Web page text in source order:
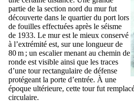
partie de la section nord du mur fut
découverte dans le quartier du port lors
de fouilles effectuées après le séisme
de 1933. Le mur est le mieux conservé
à l’extrémité est, sur une longueur de
80 m ; un escalier menant au chemin de
ronde est visible ainsi que les traces
d’une tour rectangulaire de défense
protégeant la porte d’entrée. À une
époque ultérieure, cette tour fut
circulaire.